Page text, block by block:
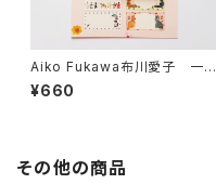
Aiko Fukawa布川愛子 一筆
ふせん ミニ付箋セット Jardi
n・Happiness
¥660
その他の商品